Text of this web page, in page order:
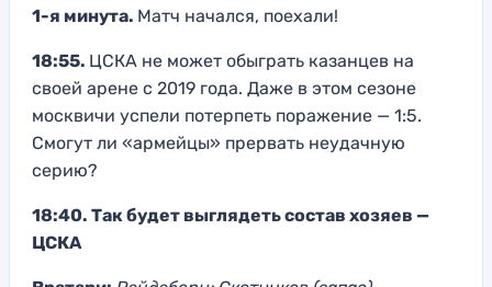
1-я минута. Матч начался, поехали!
18:55. ЦСКА не может обыграть казанцев на
своей арене с 2019 года. Даже в этом сезоне
москвичи успели потерпеть поражение — 1:5.
Смогут ли «армейцы» прервать неудачную
серию?
18:40. Так будет выглядеть состав хозяев —
ЦСКА